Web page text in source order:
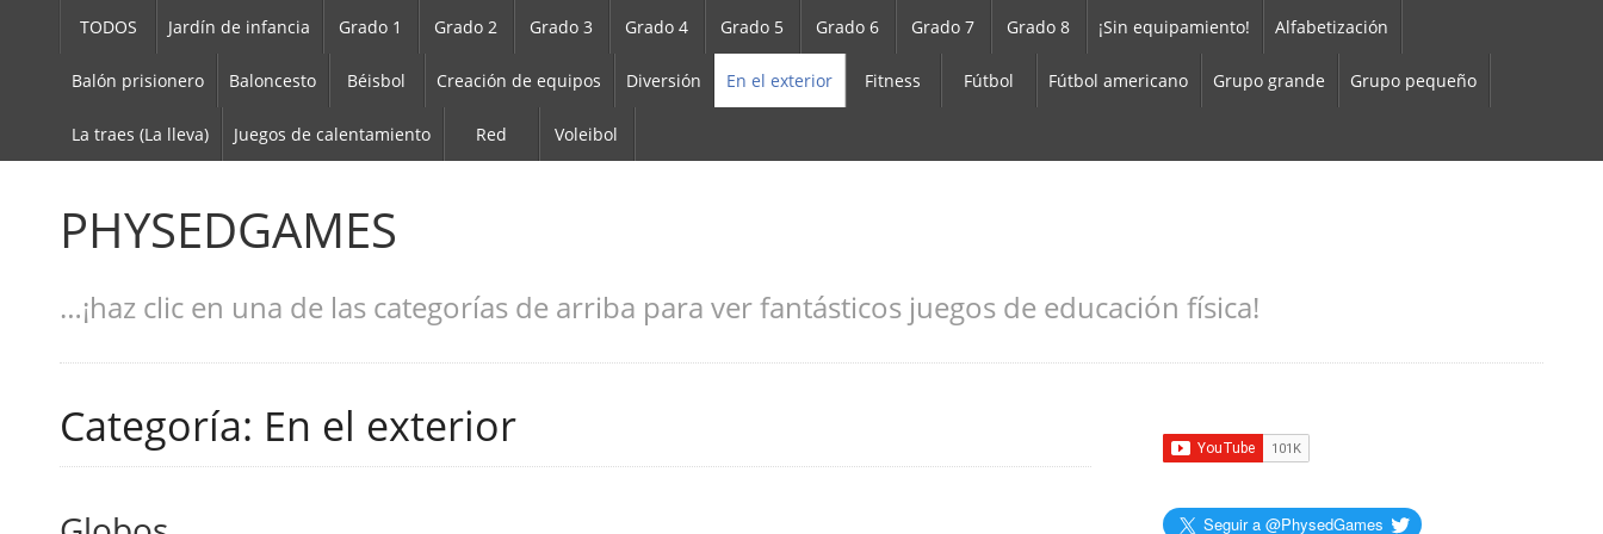
TODOS Jardín de infancia Grado 1 Grado 2 Grado 3 Grado 4 Grado 5 Grado 6 Grado 7 Grado 8 ¡Sin equipamiento! Alfabetización
Balón prisionero Baloncesto Béisbol Creación de equipos Diversión En el exterior Fitness Fútbol Fútbol americano Grupo grande Grupo pequeño
La traes (La lleva) Juegos de calentamiento Red Voleibol
PHYSEDGAMES
…¡haz clic en una de las categorías de arriba para ver fantásticos juegos de educación física!
Categoría: En el exterior
Seguir a @PhysedGames